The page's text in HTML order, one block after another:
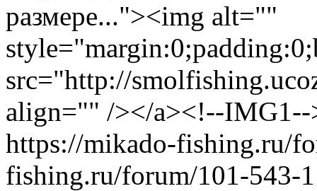
размере..."><img alt=""
src="http://
align="" /></a><!--IMG1--
https://mikado-fishing.ru/
fishing.ru/forum/101-543-